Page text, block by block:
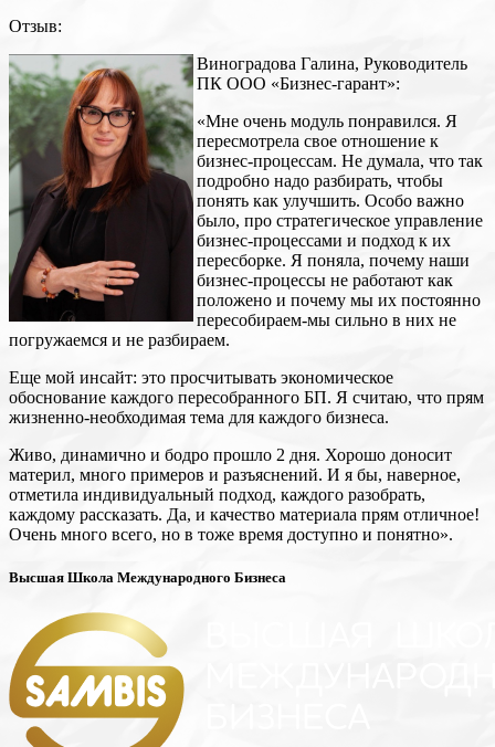
Отзыв:
Виноградова Галина, Руководитель
ПК ООО «Бизнес-гарант»:
«Мне очень модуль понравился. Я
пересмотрела свое отношение к
бизнес-процессам. Не думала, что так
подробно надо разбирать, чтобы
понять как улучшить. Особо важно
было, про стратегическое управление
бизнес-процессами и подход к их
пересборке. Я поняла, почему наши
бизнес-процессы не работают как
положено и почему мы их постоянно
пересобираем-мы сильно в них не
погружаемся и не разбираем.
Еще мой инсайт: это просчитывать экономическое
обоснование каждого пересобранного БП. Я считаю, что прям
жизненно-необходимая тема для каждого бизнеса.
Живо, динамично и бодро прошло 2 дня. Хорошо доносит
материл, много примеров и разъяснений. И я бы, наверное,
отметила индивидуальный подход, каждого разобрать,
каждому рассказать. Да, и качество материала прям отличное!
Очень много всего, но в тоже время доступно и понятно».
Высшая Школа Международного Бизнеса